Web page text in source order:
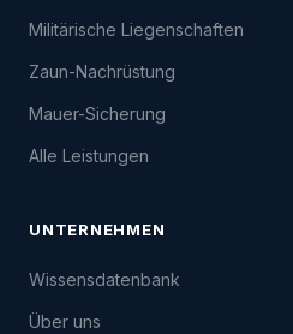
Militärische Liegenschaften
Zaun-Nachrüstung
Mauer-Sicherung
Alle Leistungen
UNTERNEHMEN
Wissensdatenbank
Über uns